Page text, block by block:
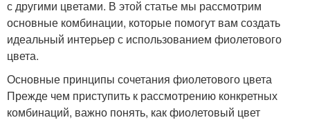
с другими цветами. В этой статье мы рассмотрим
основные комбинации, которые помогут вам создать
идеальный интерьер с использованием фиолетового
цвета.
Основные принципы сочетания фиолетового цвета
Прежде чем приступить к рассмотрению конкретных
комбинаций, важно понять, как фиолетовый цвет